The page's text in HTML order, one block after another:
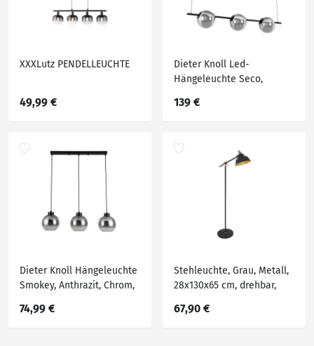
XXXLutz PENDELLEUCHTE
49,99 €
Dieter Knoll Led-
Hängeleuchte Seco,
Kunststoff, Glas, Uni,Uni, F,
Helligkeitsstufen, Lampen
& Leuchten,
139 €
Dieter Knoll Hängeleuchte
Smokey, Anthrazit, Chrom,
18x120 cm, Lampen &
74,99 €
Stehleuchte, Grau, Metall,
28x130x65 cm, drehbar,
& Leuchten,
67,90 €